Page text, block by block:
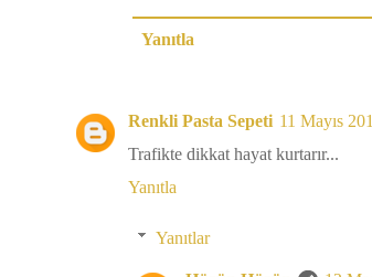
Yanıtla
Renkli Pasta Sepeti 11 Mayıs
Trafikte dikkat hayat kurtarır...
Yanıtla
Yanıtlar